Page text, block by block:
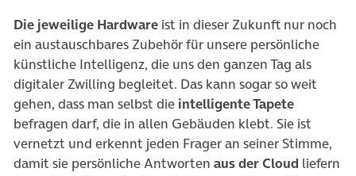
Die jeweilige Hardware ist in dieser Zukunft nur noch
ein austauschbares Zubehör für unsere persönliche
künstliche Intelligenz, die uns den ganzen Tag als
digitaler Zwilling begleitet. Das kann sogar so weit
gehen, dass man selbst die intelligente Tapete
befragen darf, die in allen Gebäuden klebt. Sie ist
vernetzt und erkennt jeden Frager an seiner Stimme,
damit sie persönliche Antworten aus der Cloud liefern